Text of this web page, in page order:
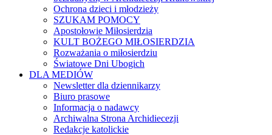
Ochrona dzieci i młodzieży
SZUKAM POMOCY
Apostołowie Miłosierdzia
KULT BOŻEGO MIŁOSIERDZIA
Rozważania o miłosierdziu
Światowe Dni Ubogich
DLA MEDIÓW
Newsletter dla dziennikarzy
Biuro prasowe
Informacja o nadawcy
Archiwalna Strona Archidiecezji
Redakcje katolickie